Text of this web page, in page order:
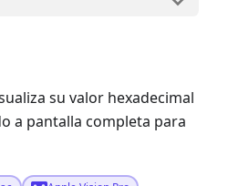
su valor hexadecimal
a pantalla completa para